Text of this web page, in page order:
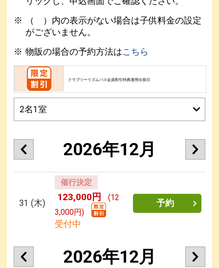
（ ）内の表示がない場合は子供料金の設定
がございません。
物販の場合の予約方法はこちら
クラブツーリズムパス会員割引特典適用出発日
2026年12月
31 (木)
催行決定
123,000円
(12
3,000円)
受付中
予約
2026年12月